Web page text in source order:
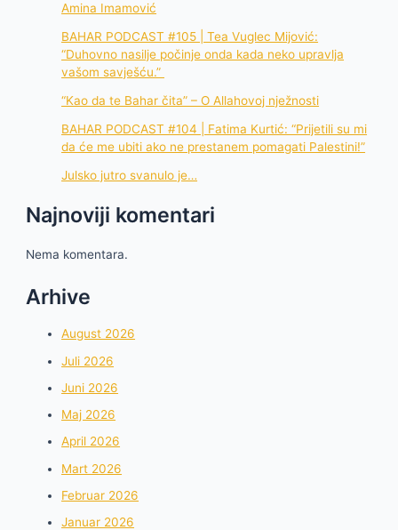
Amina Imamović
BAHAR PODCAST #105 | Tea Vuglec Mijović:
“Duhovno nasilje počinje onda kada neko upravlja
vašom savješću.”
“Kao da te Bahar čita” – O Allahovoj nježnosti
BAHAR PODCAST #104 | Fatima Kurtić: “Prijetili su mi
da će me ubiti ako ne prestanem pomagati Palestini!”
Julsko jutro svanulo je…
Najnoviji komentari
Nema komentara.
Arhive
August 2026
Juli 2026
Juni 2026
Maj 2026
April 2026
Mart 2026
Februar 2026
Januar 2026